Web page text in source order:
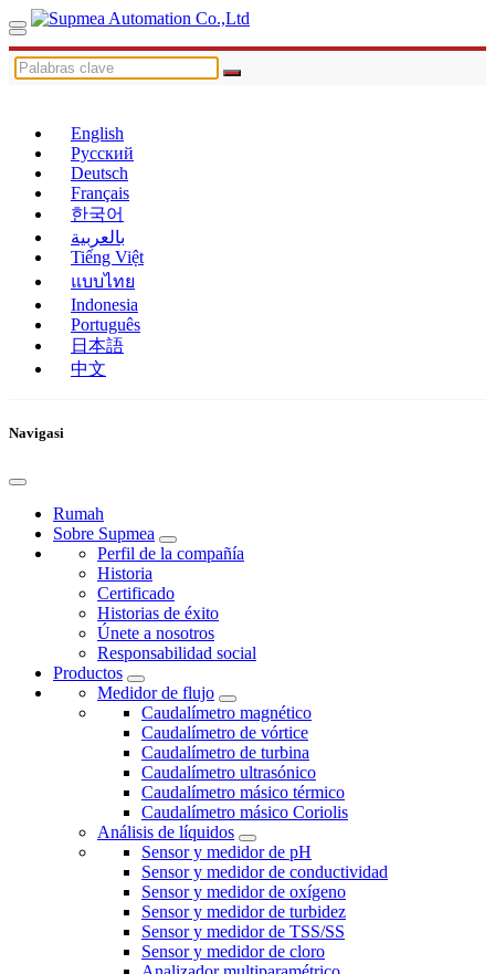
English
Русский
Deutsch
Français
한국어
بالعربية
Tiếng Việt
แบบไทย
Indonesia
Português
日本語
中文
Navigasi
Rumah
Sobre Supmea
Perfil de la compañía
Historia
Certificado
Historias de éxito
Únete a nosotros
Responsabilidad social
Productos
Medidor de flujo
Caudalímetro magnético
Caudalímetro de vórtice
Caudalímetro de turbina
Caudalímetro ultrasónico
Caudalímetro másico térmico
Caudalímetro másico Coriolis
Análisis de líquidos
Sensor y medidor de pH
Sensor y medidor de conductividad
Sensor y medidor de oxígeno
Sensor y medidor de turbidez
Sensor y medidor de TSS/SS
Sensor y medidor de cloro